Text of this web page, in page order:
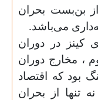
بن‌بست بحران
می‌باشد.
کینز در دوران
، مخارج دوران
بود که اقتصاد
تنها از بحران